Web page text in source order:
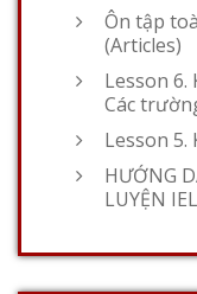
Ôn tập
(Articles)
Lesson
Các
Lesson
HƯỚNG
LUYỆN